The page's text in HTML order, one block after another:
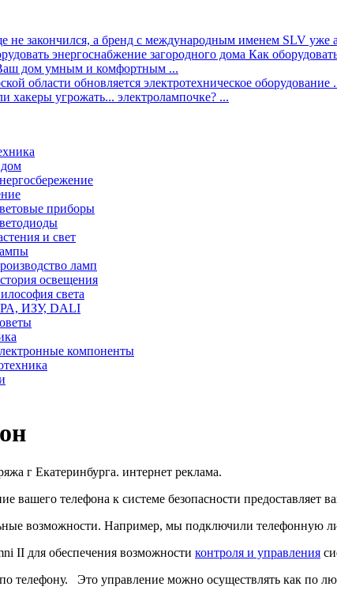
не закончился, а бренд с международным именем SLV уже
энергоснабжение загородного дома Как
дом умным и комфортным ...
области обновляется электротехническое оборудование
хакеры угрожать... электролампочке? ...
приборы
и свет
ламп
освещения
света
ИЗУ, DALI
компоненты
г Екатеринбурга. интернет реклама.
вашего телефона к системе безопасности предоставляет
возможности. Например, мы подключили телефонную
II для обеспечения возможности контроля и управления
по телефону. Это управление можно осуществлять как по